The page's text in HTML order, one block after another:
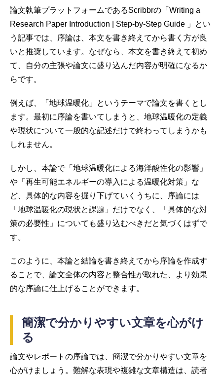
論文執筆プラットフォームであるScribbrの「Writing a
Research Paper Introduction | Step-by-Step Guide 」とい
う記事では、序論は、本文を書き終えてから書く方が良
いと推奨しています。なぜなら、本文を書き終えて初め
て、自分の主張や論文に盛り込んだ内容が明確になるか
らです。
例えば、「地球温暖化」というテーマで論文を書くとし
ます。最初に序論を書いてしまうと、地球温暖化の定義
や現状について一般的な記述だけで終わってしまうかも
しれません。
しかし、本論で「地球温暖化による海洋酸性化の影響」
や「再生可能エネルギーの導入による温暖化対策」な
ど、具体的な内容を掘り下げていくうちに、序論には
「地球温暖化の現状と課題」だけでなく、「具体的な対
策の必要性」についても盛り込むべきだと気づくはずで
す。
このように、本論と結論を書き終えてから序論を作成す
ることで、論文全体の内容と整合性が取れた、より効果
的な序論に仕上げることができます。
簡潔で分かりやすい文章を心がけ
る
論文やレポートの序論では、簡潔で分かりやすい文章を
心がけましょう。難解な表現や複雑な文章構造は、読者